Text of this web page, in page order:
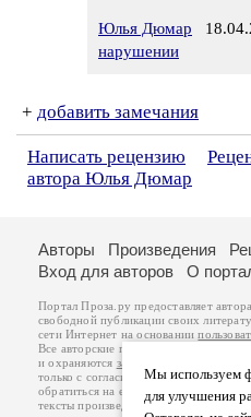
Юлья Дюмар
нарушении
+ добавить замечания
Написать рецензию
автора Юлья Дюмар
Мы используем
для улучшения
Авторы Произведения
Вход для авторов
О
Портал Проза.ру предоставляет
свободной публикации своих
сети Интернет на основании
Все авторские права на произведения
и охраняются законом
. Перепечатка
только с согласия его автора, к
обратиться на его авторской странице.
тексты произведений авторы несут